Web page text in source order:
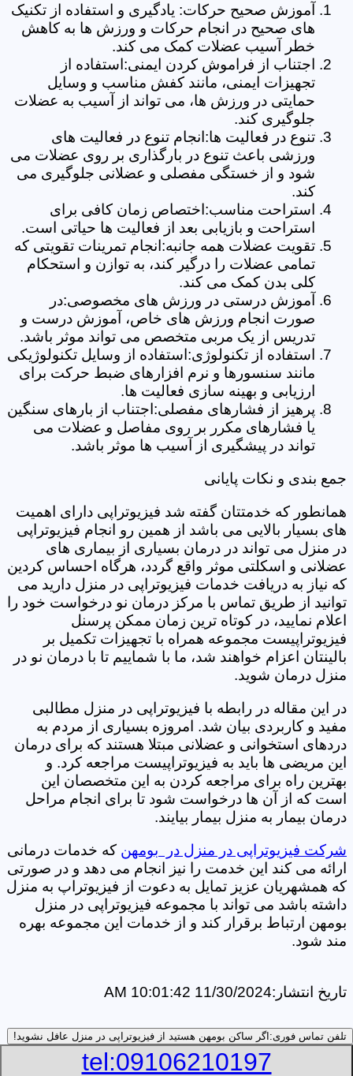
آموزش صحیح حرکات: یادگیری و استفاده از تکنیک
های صحیح در انجام حرکات و ورزش ها به کاهش
خطر آسیب عضلات کمک می کند.
اجتناب از فراموش کردن ایمنی:استفاده از
تجهیزات ایمنی، مانند کفش مناسب و وسایل
حمایتی در ورزش ها، می تواند از آسیب به عضلات
جلوگیری کند.
تنوع در فعالیت ها:انجام تنوع در فعالیت های
ورزشی باعث تنوع در بارگذاری بر روی عضلات می
شود و از خستگی مفصلی و عضلانی جلوگیری می
کند.
استراحت مناسب:اختصاص زمان کافی برای
استراحت و بازیابی بعد از فعالیت ها حیاتی است.
تقویت عضلات همه جانبه:انجام تمرینات تقویتی که
تمامی عضلات را درگیر کند، به توازن و استحکام
کلی بدن کمک می کند.
آموزش درستی در ورزش های مخصوصی:در
صورت انجام ورزش های خاص، آموزش درست و
تدریس از یک مربی متخصص می تواند موثر باشد.
استفاده از تکنولوژی:استفاده از وسایل تکنولوژیکی
مانند سنسورها و نرم افزارهای ضبط حرکت برای
ارزیابی و بهینه سازی فعالیت ها.
پرهیز از فشارهای مفصلی:اجتناب از بارهای سنگین
یا فشارهای مکرر بر روی مفاصل و عضلات می
تواند در پیشگیری از آسیب ها موثر باشد.
جمع بندی و نکات پایانی
همانطور که خدمتتان گفته شد فیزیوتراپی دارای اهمیت
های بسیار بالایی می باشد از همین رو انجام فیزیوتراپی
در منزل می تواند در درمان بسیاری از بیماری های
عضلانی و اسکلتی موثر واقع گردد، هرگاه احساس کردین
که نیاز به دریافت خدمات فیزیوتراپی در منزل دارید می
توانید از طریق تماس با مرکز درمان نو درخواست خود را
اعلام نمایید، در کوتاه ترین زمان ممکن پرسنل
فیزیوتراپیست مجموعه همراه با تجهیزات تکمیل بر
بالینتان اعزام خواهند شد، ما با شماییم تا با درمان نو در
منزل درمان شوید.
در این مقاله در رابطه با فیزیوتراپی در منزل مطالبی
مفید و کاربردی بیان شد. امروزه بسیاری از مردم به
دردهای استخوانی و عضلانی مبتلا هستند که برای درمان
این مریضی ها باید به فیزیوتراپیست مراجعه کرد. و
بهترین راه برای مراجعه کردن به این متخصصان این
است که از آن ها درخواست شود تا برای انجام مراحل
درمان بیمار به منزل بیمار بیایند.
شرکت فیزیوتراپی در منزل در بومهن که خدمات درمانی
ارائه می کند این خدمت را نیز انجام می دهد و در صورتی
که همشهریان عزیز تمایل به دعوت از فیزیوتراپ به منزل
داشته باشد می تواند با مجموعه فیزیوتراپی در منزل
بومهن ارتباط برقرار کند و از خدمات این مجموعه بهره
مند شود.
تاریخ انتشار:11/30/2024 10:01:42 AM
تلفن تماس فوری: اگر ساکن بومهن هستید از فیزیوتراپی در منزل عافل نشوید!
tel:09106210197